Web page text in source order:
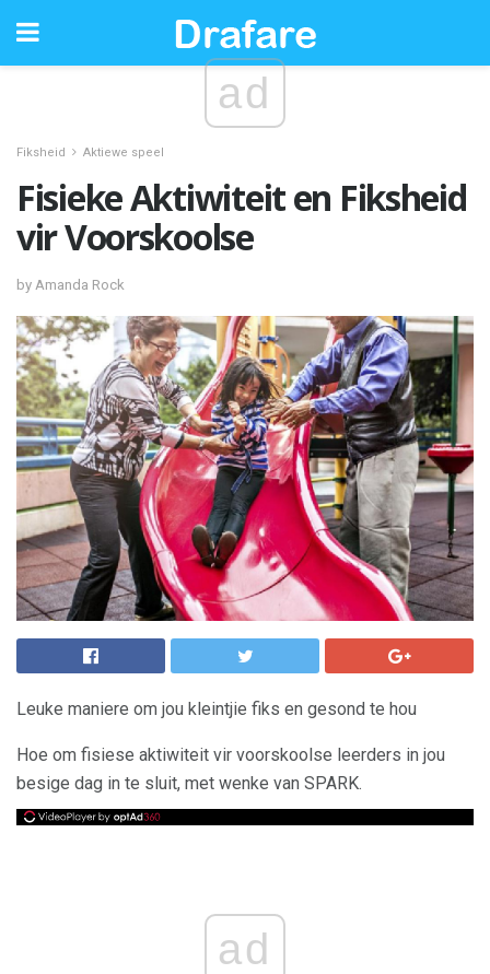
ad
Fiksheid Aktiewe speel
Fisieke Aktiwiteit en Fiksheid
vir Voorskoolse
by Amanda Rock
Leuke maniere om jou kleintjie fiks en gesond te hou
Hoe om fisiese aktiwiteit vir voorskoolse leerders in jou
besige dag in te sluit, met wenke van SPARK.
ad